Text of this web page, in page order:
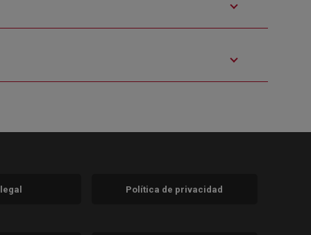
Política de privacidad